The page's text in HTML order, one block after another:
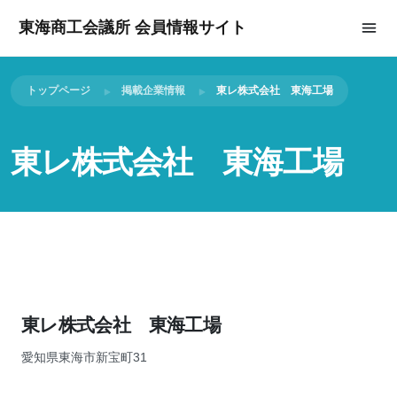
東海商工会議所 会員情報サイト
トップページ 掲載企業情報 東レ株式会社 東海工場
東レ株式会社 東海工場
東レ株式会社 東海工場
愛知県東海市新宝町31